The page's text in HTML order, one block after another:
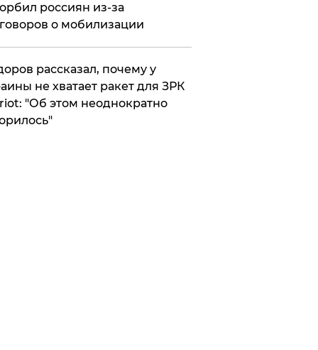
россиян из-за
о мобилизации
рассказал, почему у
не хватает ракет для ЗРК
"Об этом неоднократно